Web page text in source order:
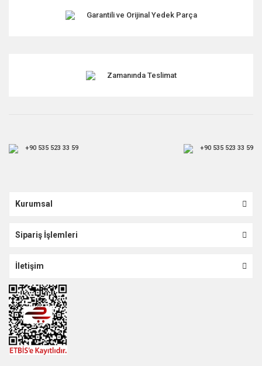
Garantili ve Orijinal Yedek Parça
Zamanında Teslimat
+90 535 523 33 59 +90 535 523 33 59
Kurumsal
Sipariş İşlemleri
İletişim